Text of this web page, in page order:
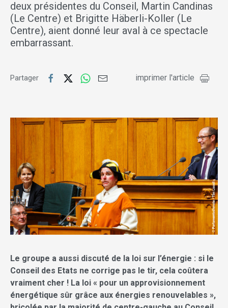
deux présidentes du Conseil, Martin Candinas
(Le Centre) et Brigitte Häberli-Koller (Le
Centre), aient donné leur aval à ce spectacle
embarrassant.
Partager imprimer l'article
Le groupe a aussi discuté de la loi sur l’énergie : si le
Conseil des Etats ne corrige pas le tir, cela coûtera
vraiment cher ! La loi « pour un approvisionnement
énergétique sûr grâce aux énergies renouvelables »,